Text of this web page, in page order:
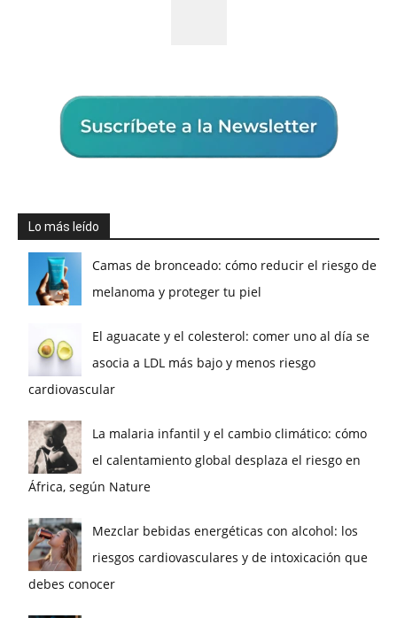
Lo más leído
Camas de bronceado: cómo reducir el riesgo de
melanoma y proteger tu piel
El aguacate y el colesterol: comer uno al día se
asocia a LDL más bajo y menos riesgo
cardiovascular
La malaria infantil y el cambio climático: cómo
el calentamiento global desplaza el riesgo en
África, según Nature
Mezclar bebidas energéticas con alcohol: los
riesgos cardiovasculares y de intoxicación que
debes conocer